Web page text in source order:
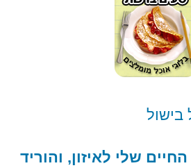
שלי לאיזון, והוריד